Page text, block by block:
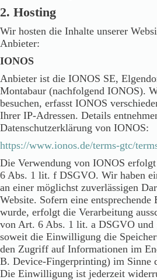
2. Hosting
Wir hosten die Inhalte unserer
Anbieter:
IONOS
Anbieter ist die IONOS SE,
Montabaur (nachfolgend IONOS).
besuchen, erfasst IONOS
Ihrer IP-Adressen. Details
Datenschutzerklärung von IONOS:
https://www.ionos.de/terms-gtc/
Die Verwendung von IONOS
6 Abs. 1 lit. f DSGVO. Wir haben
an einer möglichst zuverlässigen
Website. Sofern eine
wurde, erfolgt die Verarbeitung
von Art. 6 Abs. 1 lit. a DSGVO
soweit die Einwilligung die
den Zugriff auf Informationen im
B. Device-Fingerprinting) im Sinne
Die Einwilligung ist jederzeit